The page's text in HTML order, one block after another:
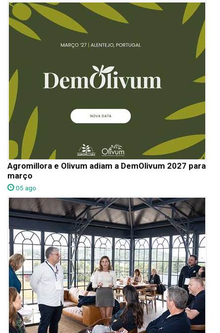
Agromillora e Olivum adiam a DemOlivum 2027 para
março
05 ago